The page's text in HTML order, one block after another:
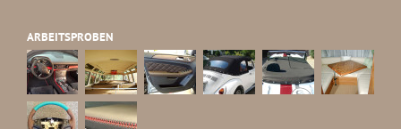
ARBEITSPROBEN